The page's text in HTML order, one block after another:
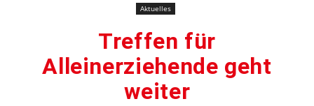
Aktuelles
Treffen für
Alleinerziehende geht
weiter